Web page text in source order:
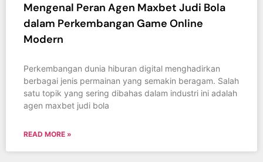
Mengenal Peran Agen Maxbet Judi Bola
dalam Perkembangan Game Online
Modern
Perkembangan dunia hiburan digital menghadirkan
berbagai jenis permainan yang semakin beragam. Salah
satu topik yang sering dibahas dalam industri ini adalah
agen maxbet judi bola
READ MORE »